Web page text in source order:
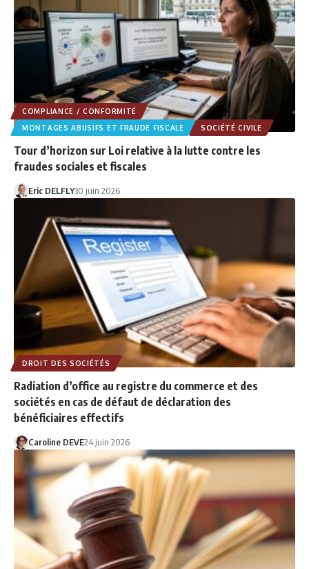
COMPLIANCE / CONFORMITÉ
MONTAGES ABUSIFS ET FRAUDE FISCALE
SOCIÉTÉ CIVILE
Tour d’horizon sur Loi relative à la lutte contre les
fraudes sociales et fiscales
Eric DELFLY30 juin 2026
DROIT DES SOCIÉTÉS
Radiation d’office au registre du commerce et des
sociétés en cas de défaut de déclaration des
bénéficiaires effectifs
Caroline DEVE24 juin 2026